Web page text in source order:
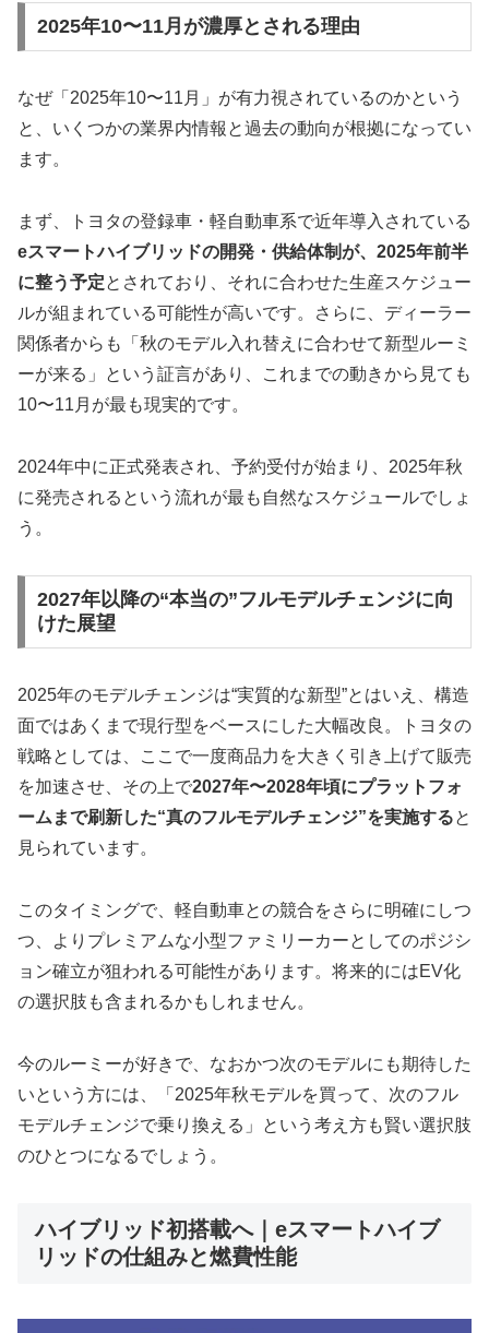
2025年10〜11月が濃厚とされる理由
なぜ「2025年10〜11月」が有力視されているのかという
と、いくつかの業界内情報と過去の動向が根拠になってい
ます。
まず、トヨタの登録車・軽自動車系で近年導入されている
eスマートハイブリッドの開発・供給体制が、2025年前半
に整う予定とされており、それに合わせた生産スケジュー
ルが組まれている可能性が高いです。さらに、ディーラー
関係者からも「秋のモデル入れ替えに合わせて新型ルーミ
ーが来る」という証言があり、これまでの動きから見ても
10〜11月が最も現実的です。
2024年中に正式発表され、予約受付が始まり、2025年秋
に発売されるという流れが最も自然なスケジュールでしょ
う。
2027年以降の“本当の”フルモデルチェンジに向
けた展望
2025年のモデルチェンジは“実質的な新型”とはいえ、構造
面ではあくまで現行型をベースにした大幅改良。トヨタの
戦略としては、ここで一度商品力を大きく引き上げて販売
を加速させ、その上で2027年〜2028年頃にプラットフォ
ームまで刷新した“真のフルモデルチェンジ”を実施すると
見られています。
このタイミングで、軽自動車との競合をさらに明確にしつ
つ、よりプレミアムな小型ファミリーカーとしてのポジシ
ョン確立が狙われる可能性があります。将来的にはEV化
の選択肢も含まれるかもしれません。
今のルーミーが好きで、なおかつ次のモデルにも期待した
いという方には、「2025年秋モデルを買って、次のフル
モデルチェンジで乗り換える」という考え方も賢い選択肢
のひとつになるでしょう。
ハイブリッド初搭載へ｜eスマートハイブ
リッドの仕組みと燃費性能